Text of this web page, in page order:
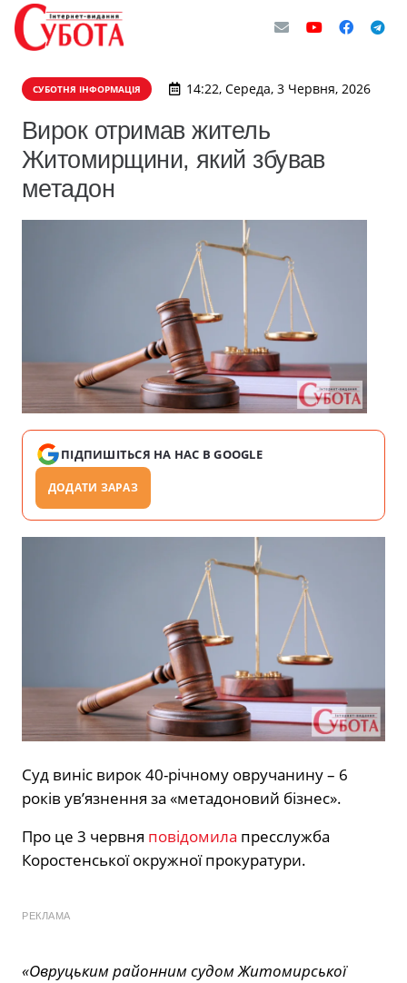
СУБОТНЯ ІНФОРМАЦІЯ 14:22, Середа, 3 Червня, 2026
Вирок отримав житель
Житомирщини, який збував
метадон
ПІДПИШІТЬСЯ НА НАС В GOOGLE
ДОДАТИ ЗАРАЗ
Суд виніс вирок 40-річному овручанину – 6
років ув’язнення за «метадоновий бізнес».
Про це 3 червня повідомила пресслужба
Коростенської окружної прокуратури.
РЕКЛАМА
«Овруцьким районним судом Житомирської